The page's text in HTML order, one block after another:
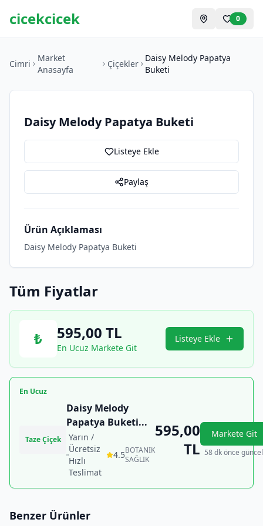
cicekcicek 0
Cimri
Market
Anasayfa
Çiçekler
Daisy Melody Papatya
Buketi
Daisy Melody Papatya Buketi
Listeye Ekle
Paylaş
Ürün Açıklaması
Daisy Melody Papatya Buketi
Tüm Fiyatlar
₺ 595,00 TL
En Ucuz Markete Git
Listeye Ekle
En Ucuz
Taze Çiçek
Daisy Melody
Papatya Buketi...
Yarın /
Ücretsiz
Hızlı
Teslimat
4.5BOTANIK
SAĞLIK
595,00
TL
Markete Git
58 dk önce
Benzer Ürünler